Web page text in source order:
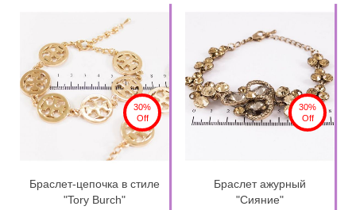
30%
Off
Браслет-цепочка в стиле
"Tory Burch"
30%
Off
Браслет ажурный
"Сияние"